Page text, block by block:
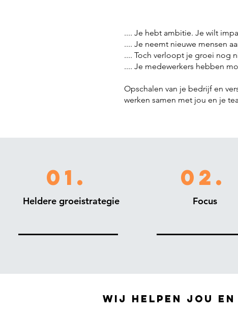
.... Je hebt ambitie. Je wilt
.... Je neemt nieuwe mensen
.... Toch verloopt je groei nog
.... Je medewerkers hebben
Opschalen van je bedrijf en
werken samen met jou en je
01.
Heldere groeistrategie
02.
Focus
Wij helpen jou